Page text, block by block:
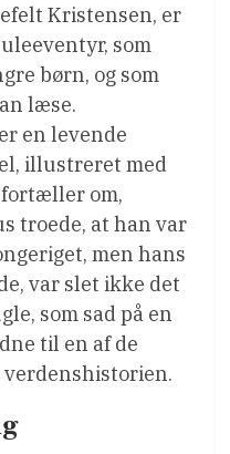
Kristensen, er
som
børn, og som
læse.
en levende
illustreret med
om,
troede, at han var
men hans
var slet ikke det
som sad på en
til en af de